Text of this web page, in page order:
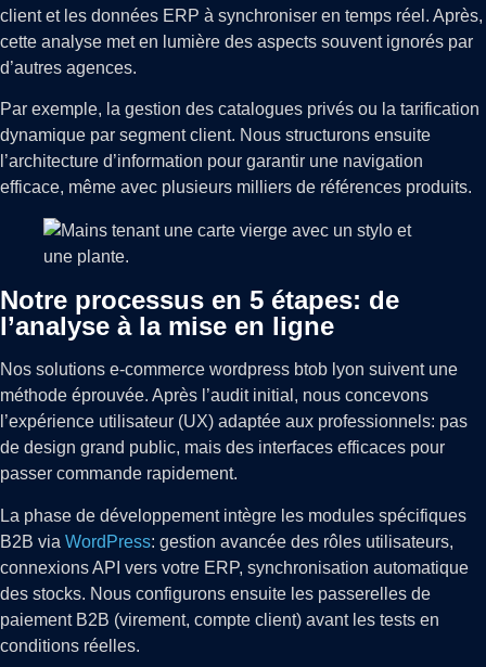
client et les données ERP à synchroniser en temps réel. Après,
cette analyse met en lumière des aspects souvent ignorés par
d’autres agences.
Par exemple, la gestion des catalogues privés ou la tarification
dynamique par segment client. Nous structurons ensuite
l’architecture d’information pour garantir une navigation
efficace, même avec plusieurs milliers de références produits.
Notre processus en 5 étapes: de
l’analyse à la mise en ligne
Nos solutions e-commerce wordpress btob lyon suivent une
méthode éprouvée. Après l’audit initial, nous concevons
l’expérience utilisateur (UX) adaptée aux professionnels: pas
de design grand public, mais des interfaces efficaces pour
passer commande rapidement.
La phase de développement intègre les modules spécifiques
B2B via WordPress: gestion avancée des rôles utilisateurs,
connexions API vers votre ERP, synchronisation automatique
des stocks. Nous configurons ensuite les passerelles de
paiement B2B (virement, compte client) avant les tests en
conditions réelles.